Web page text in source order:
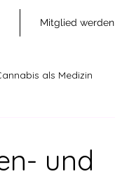
Mitglied werden
als Medizin
und